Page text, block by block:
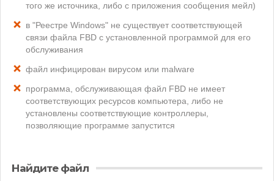
того же источника, либо с приложения сообщения мейл)
в "Реестре Windows" не существует соответствующей
связи файла FBD с установленной программой для его
обслуживания
файл инфицирован вирусом или malware
программа, обслуживающая файл FBD не имеет
соответствующих ресурсов компьютера, либо не
установлены соответствующие контроллеры,
позволяющие программе запустится
Найдите файл